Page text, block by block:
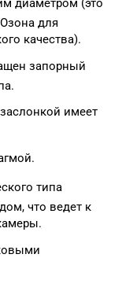
диаметром (это
для
качества).
запорный
имеет
типа
что ведет к